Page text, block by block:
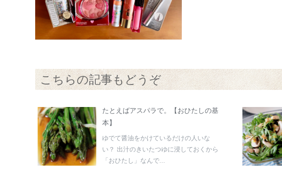
こちらの記事もどうぞ
たとえばアスパラで。【おひたしの基
本】
ゆでて醤油をかけているだけの人いな
い？ 出汁のきいたつゆに浸しておくから
「おひたし」なんで...